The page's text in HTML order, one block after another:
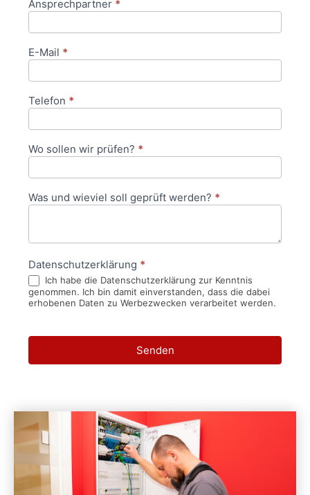
Ansprechpartner *
E-Mail *
Telefon *
Wo sollen wir prüfen? *
Was und wieviel soll geprüft werden? *
Datenschutzerklärung *
Ich habe die Datenschutzerklärung zur Kenntnis
genommen. Ich bin damit einverstanden, dass die dabei
erhobenen Daten zu Werbezwecken verarbeitet werden.
Senden